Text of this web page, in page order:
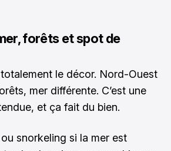
forêts et spot de
le décor. Nord-Ouest
mer différente. C’est une
et ça fait du bien.
snorkeling si la mer est